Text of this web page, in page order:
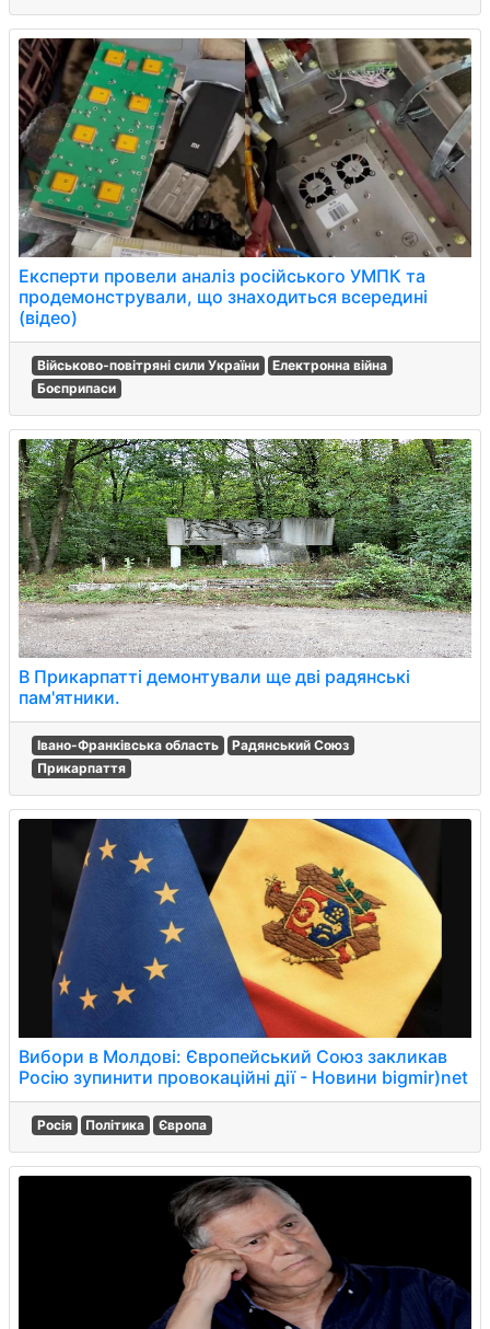
Експерти провели аналіз російського УМПК та
продемонстрували, що знаходиться всередині
(відео)
Військово-повітряні сили України
Електронна війна
Боєприпаси
В Прикарпатті демонтували ще дві радянські
пам'ятники.
Івано-Франківська область
Радянський Союз
Прикарпаття
Вибори в Молдові: Європейський Союз закликав
Росію зупинити провокаційні дії - Новини bigmir)net
Росія Політика Європа